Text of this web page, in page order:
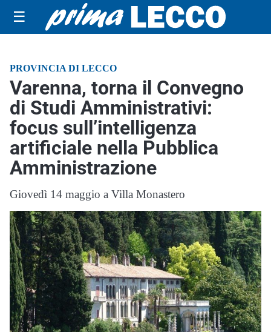
☰
PROVINCIA DI LECCO
Varenna, torna il Convegno
di Studi Amministrativi:
focus sull’intelligenza
artificiale nella Pubblica
Amministrazione
Giovedì 14 maggio a Villa Monastero